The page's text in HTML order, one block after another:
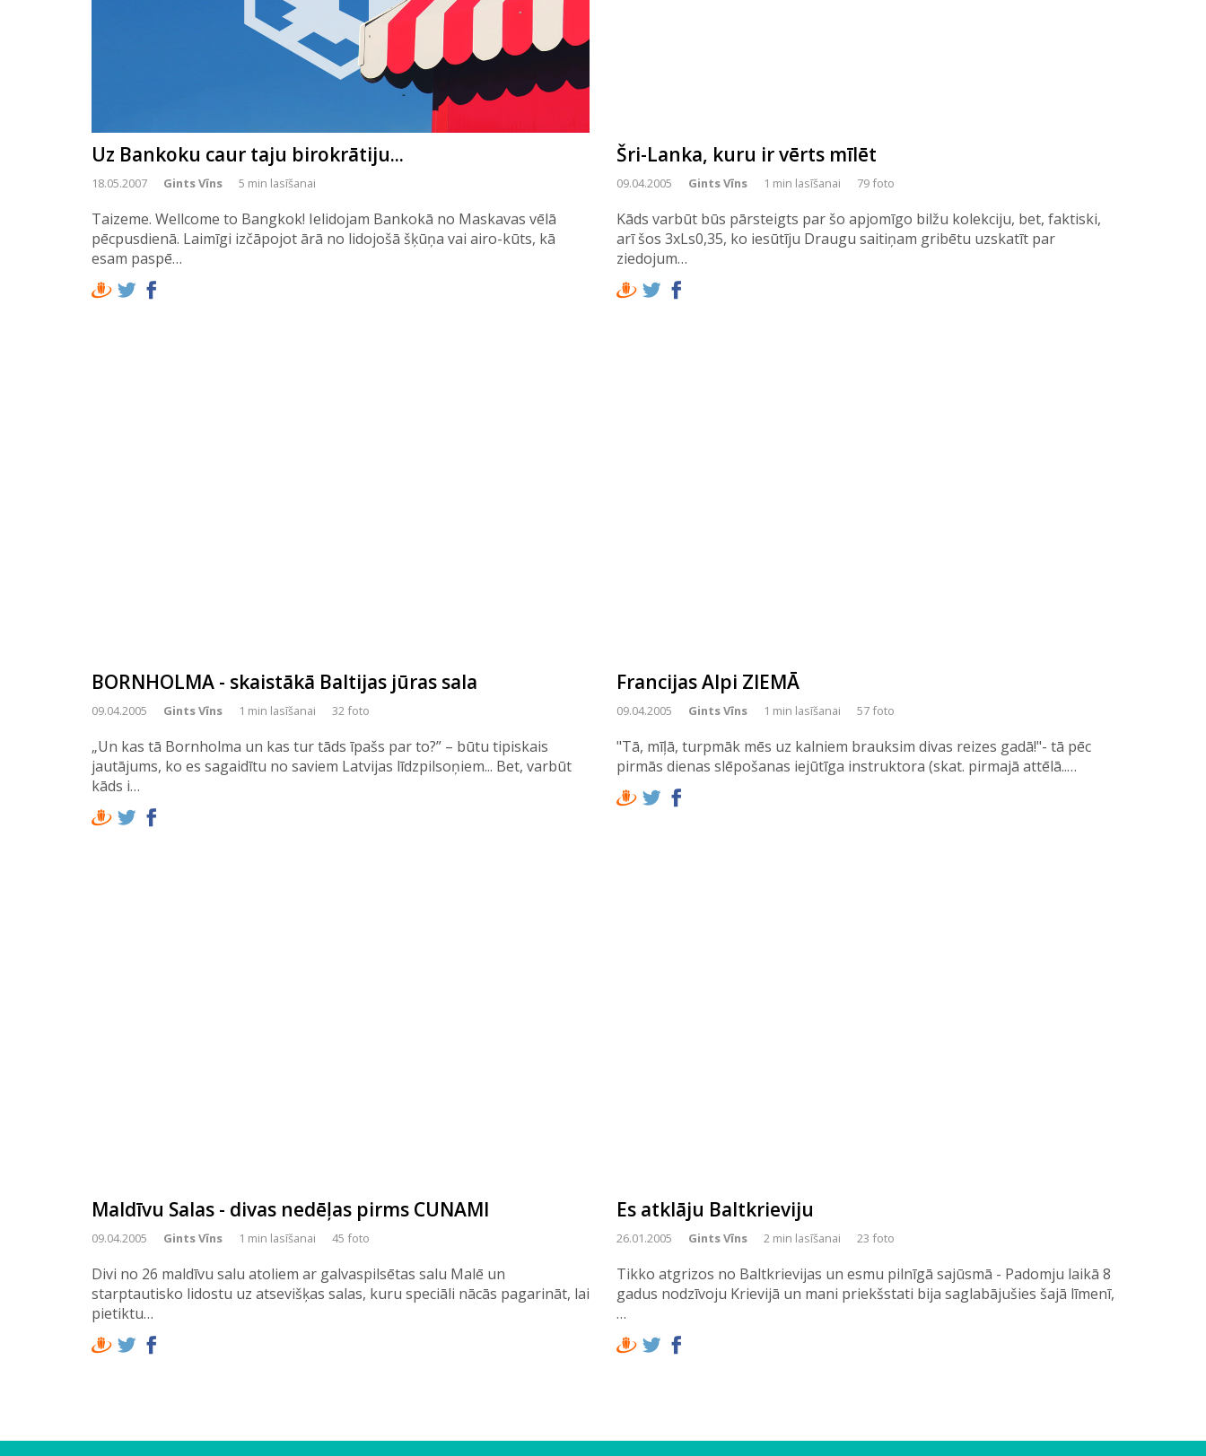
Uz Bankoku caur taju birokrātiju...
18.05.2007 Gints Vīns 5 min lasīšanai
Taizeme. Wellcome to Bangkok! Ielidojam Bankokā no Maskavas vēlā
pēcpusdienā. Laimīgi izčāpojot ārā no lidojošā šķūņa vai airo-kūts, kā
esam paspē…
Šri-Lanka, kuru ir vērts mīlēt
09.04.2005 Gints Vīns 1 min lasīšanai 79 foto
Kāds varbūt būs pārsteigts par šo apjomīgo bilžu kolekciju, bet, faktiski,
arī šos 3xLs0,35, ko iesūtīju Draugu saitiņam gribētu uzskatīt par
ziedojum…
BORNHOLMA - skaistākā Baltijas jūras sala
09.04.2005 Gints Vīns 1 min lasīšanai 32 foto
„Un kas tā Bornholma un kas tur tāds īpašs par to?” – būtu tipiskais
jautājums, ko es sagaidītu no saviem Latvijas līdzpilsoņiem... Bet, varbūt
kāds i…
Francijas Alpi ZIEMĀ
09.04.2005 Gints Vīns 1 min lasīšanai 57 foto
"Tā, mīļā, turpmāk mēs uz kalniem brauksim divas reizes gadā!"- tā pēc
pirmās dienas slēpošanas iejūtīga instruktora (skat. pirmajā attēlā..…
Maldīvu Salas - divas nedēļas pirms CUNAMI
09.04.2005 Gints Vīns 1 min lasīšanai 45 foto
Divi no 26 maldīvu salu atoliem ar galvaspilsētas salu Malē un
starptautisko lidostu uz atsevišķas salas, kuru speciāli nācās pagarināt, lai
pietiktu…
Es atklāju Baltkrieviju
26.01.2005 Gints Vīns 2 min lasīšanai 23 foto
Tikko atgrizos no Baltkrievijas un esmu pilnīgā sajūsmā - Padomju laikā 8
gadus nodzīvoju Krievijā un mani priekšstati bija saglabājušies šajā līmenī,
…